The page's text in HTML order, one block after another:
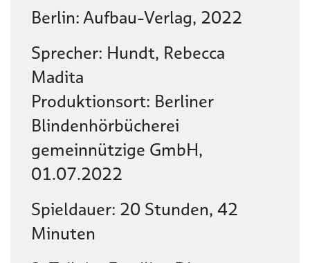
Berlin: Aufbau-Verlag, 2022
Sprecher: Hundt, Rebecca
Madita
Produktionsort: Berliner
Blindenhörbücherei
gemeinnützige GmbH,
01.07.2022
Spieldauer: 20 Stunden, 42
Minuten